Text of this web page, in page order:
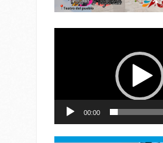
00:00